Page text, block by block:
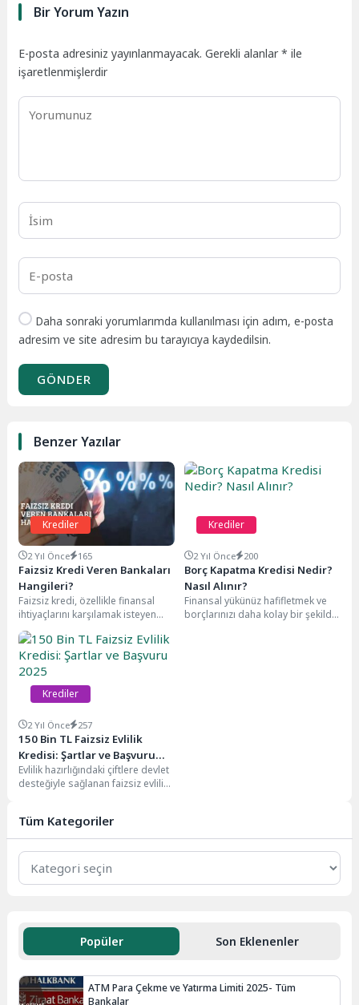
Bir Yorum Yazın
E-posta adresiniz yayınlanmayacak. Gerekli alanlar* ile
işaretlenmişlerdir
Daha sonraki yorumlarımda kullanılması için adım, e-posta
adresim ve site adresim bu tarayıcıya kaydedilsin.
GÖNDER
Benzer Yazılar
Krediler
2 Yıl Önce 165
Faizsiz Kredi Veren Bankaları
Hangileri?
Faizsiz kredi, özellikle finansal
ihtiyaçlarını karşılamak isteyen
bireyler için avantajlı bir seçenek
olarak dikkat çekiyor....
Krediler
2 Yıl Önce 200
Borç Kapatma Kredisi Nedir?
Nasıl Alınır?
Finansal yükünüz hafifletmek ve
borçlarınızı daha kolay bir şekilde
Krediler
2 Yıl Önce 257
150 Bin TL Faizsiz Evlilik
Kredisi: Şartlar ve Başvuru
2025
Evlilik hazırlığındaki çiftlere devlet
desteğiyle sağlanan faizsiz evlilik
Maksimum...
Tüm Kategoriler
Popüler Son Eklenenler
ATM Para Çekme ve Yatırma Limiti 2025- Tüm
Bankalar